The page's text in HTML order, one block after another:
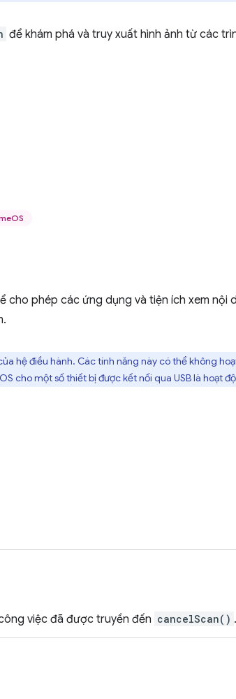
để khám phá và truy xuất hình ảnh từ các
cho phép các ứng dụng và tiện ích xem nội
hệ điều hành. Các tính năng này có thể không
cho một số thiết bị được kết nối qua USB là hoạt
việc đã được truyền đến cancelScan() .